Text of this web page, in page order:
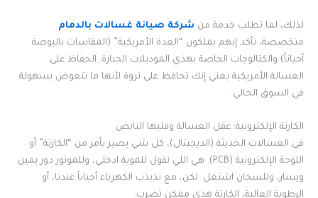
لذلك، لما تطلب خدمة من شركة صيانة غسالات بالدمام
متخصصة، تأكد إنهم يملكون “العدة الأمريكية” (المقاسات بالبوصة
أحياناً) والكتالوجات الخاصة بهذي الموديلات الجبارة. الحفاظ على
الغسالة الأمريكية يعني إنك تحافظ على ثروة لأنها ما تتعوض بسهولة
في السوق الحالي.
الكارتة الإلكترونية: عقل الغسالة وقلبها النابض
في الغسالات الحديثة (الديجيتال)، كل شي يصير بأمر من “الكارتة” أو
اللوحة الإلكترونية (PCB). هي اللي تقول للموية ادخلي، وللموتور دور يمين
ويسار، وللسخان اشتغل. لكن، مع تذبذب الكهرباء أحياناً عندنا، أو
الرطوبة العالية، الكارتة هذي ممكن تضرب.